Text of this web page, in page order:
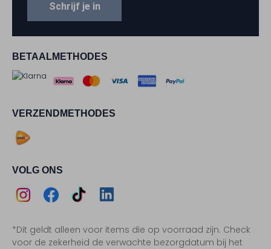
BETAALMETHODES
VERZENDMETHODES
VOLG ONS
Instagram
Facebook
TikTokLinkedIn
*Dit geldt alleen voor items die op voorraad zijn. Check
voor de zekerheid de verwachte bezorgdatum bij het
Schrijf je in